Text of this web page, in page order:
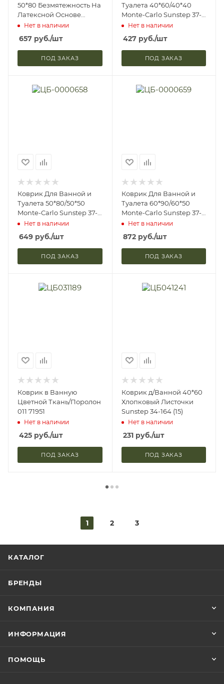
50*80 Безмятежность На
Латексной Основе
Sunstep 34-323 (24)
Нет в наличии
657 руб./шт
ПОД ЗАКАЗ
Туалета 40*60/40*40
Monte-Carlo Sunstep 37-
671 (12)
Нет в наличии
427руб./шт
ПОД ЗАКАЗ
Коврик Для Ванной и
Туалета 50*80/50*50
Monte-Carlo Sunstep 37-
672 (10)
Нет в наличии
649 руб./шт
ПОД ЗАКАЗ
Коврик Для Ванной и
Туалета 60*90/60*50
Monte-Carlo Sunstep 37-
673 (8)
Нет в наличии
872руб./шт
ПОД ЗАКАЗ
Коврик в Ванную
Цветной Ткань/Поролон
011 71951
Нет в наличии
425 руб./шт
ПОД ЗАКАЗ
Коврик д/Ванной 40*60
Хлопковый Листочки
Sunstep 34-164 (15)
Нет в наличии
231руб./шт
ПОД ЗАКАЗ
1 2 3
КАТАЛОГ
БРЕНДЫ
КОМПАНИЯ
ИНФОРМАЦИЯ
ПОМОЩЬ